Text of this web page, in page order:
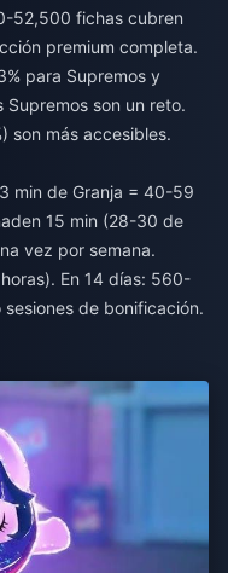
52,500 fichas cubren
premium completa.
para Supremos y
son un reto.
son más accesibles.
min de Granja = 40-59
15 min (28-30 de
vez por semana.
En 14 días: 560-
de bonificación.